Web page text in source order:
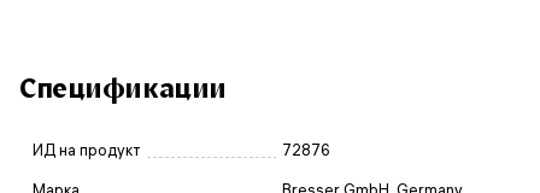
Спецификации
ИД на продукт 72876